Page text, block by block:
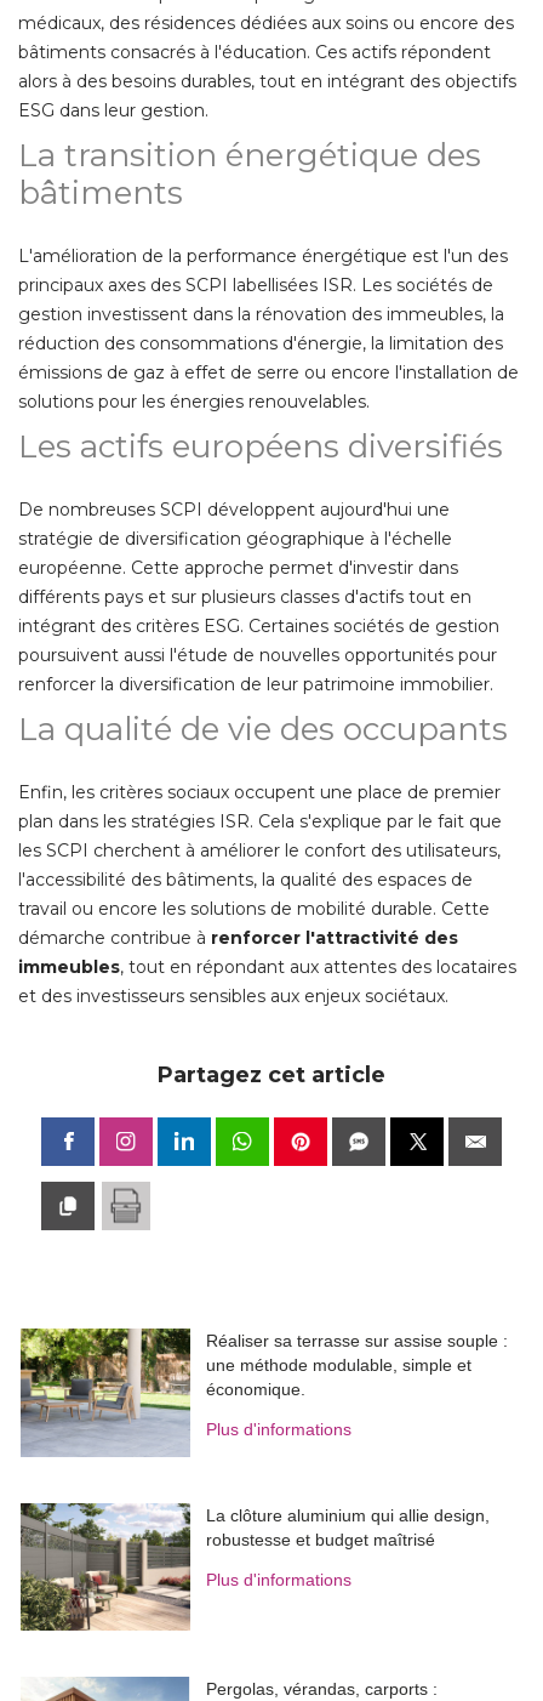
médicaux, des résidences dédiées aux soins ou encore des
bâtiments consacrés à l'éducation. Ces actifs répondent
alors à des besoins durables, tout en intégrant des objectifs
ESG dans leur gestion.
La transition énergétique des
bâtiments
L'amélioration de la performance énergétique est l'un des
principaux axes des SCPI labellisées ISR. Les sociétés de
gestion investissent dans la rénovation des immeubles, la
réduction des consommations d'énergie, la limitation des
émissions de gaz à effet de serre ou encore l'installation de
solutions pour les énergies renouvelables.
Les actifs européens diversifiés
De nombreuses SCPI développent aujourd'hui une
stratégie de diversification géographique à l'échelle
européenne. Cette approche permet d'investir dans
différents pays et sur plusieurs classes d'actifs tout en
intégrant des critères ESG. Certaines sociétés de gestion
poursuivent aussi l'étude de nouvelles opportunités pour
renforcer la diversification de leur patrimoine immobilier.
La qualité de vie des occupants
Enfin, les critères sociaux occupent une place de premier
plan dans les stratégies ISR. Cela s'explique par le fait que
les SCPI cherchent à améliorer le confort des utilisateurs,
l'accessibilité des bâtiments, la qualité des espaces de
travail ou encore les solutions de mobilité durable. Cette
démarche contribue à renforcer l'attractivité des
immeubles, tout en répondant aux attentes des locataires
et des investisseurs sensibles aux enjeux sociétaux.
Partagez cet article
Réaliser sa terrasse sur assise souple :
une méthode modulable, simple et
économique.
Plus d'informations
La clôture aluminium qui allie design,
robustesse et budget maîtrisé
Plus d'informations
Pergolas, vérandas, carports :